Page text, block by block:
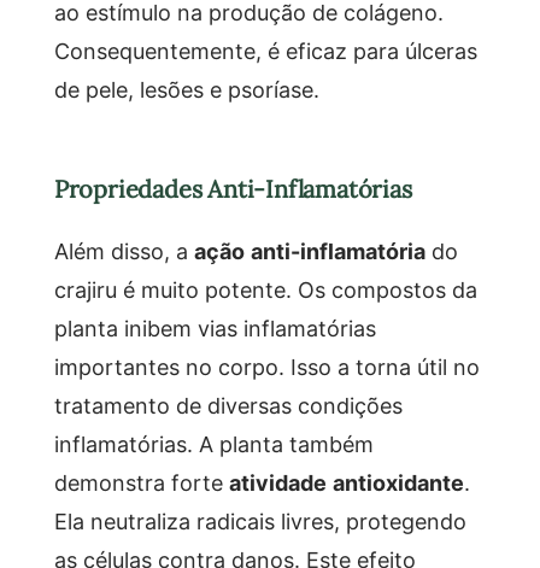
ao estímulo na produção de colágeno.
Consequentemente, é eficaz para úlceras
de pele, lesões e psoríase.
Propriedades Anti-Inflamatórias
Além disso, a ação anti-inflamatóriado
crajiru é muito potente. Os compostos da
planta inibem vias inflamatórias
importantes no corpo. Isso a torna útil no
tratamento de diversas condições
inflamatórias. A planta também
demonstra forte atividade antioxidante.
Ela neutraliza radicais livres, protegendo
as células contra danos. Este efeito